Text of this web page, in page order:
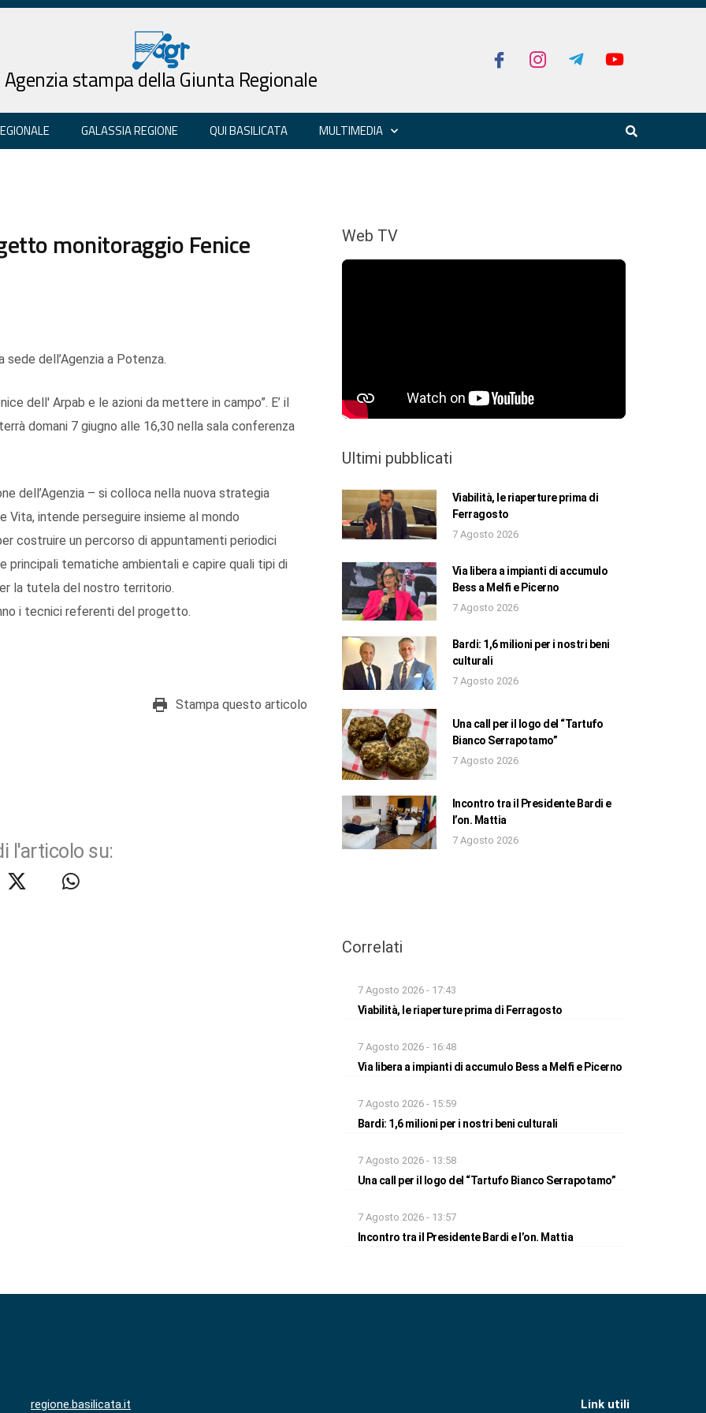
Agenzia stampa della Giunta Regionale
GALASSIA REGIONE QUI BASILICATA MULTIMEDIA
monitoraggio Fenice
sede dell’Agenzia a Potenza.
dell' Arpab e le azioni da mettere in campo”. E’ il
domani 7 giugno alle 16,30 nella sala conferenza
dell’Agenzia – si colloca nella nuova strategia
Vita, intende perseguire insieme al mondo
costruire un percorso di appuntamenti periodici
tematiche ambientali e capire quali tipi di
la tutela del nostro territorio.
i tecnici referenti del progetto.
Stampa questo articolo
l'articolo su:
Web TV
Ultimi pubblicati
Viabilità, le riaperture prima di
Ferragosto
7 Agosto 2026
Via libera a impianti di accumulo
Bess a Melfi e Picerno
7 Agosto 2026
Bardi: 1,6 milioni per i nostri beni
culturali
7 Agosto 2026
Una call per il logo del “Tartufo
Bianco Serrapotamo”
7 Agosto 2026
Incontro tra il Presidente Bardi e
l’on. Mattia
7 Agosto 2026
Correlati
7 Agosto 2026 - 17:43
Viabilità, le riaperture prima di Ferragosto
7 Agosto 2026 - 16:48
Via libera a impianti di accumulo Bess a Melfi e Picerno
7 Agosto 2026 - 15:59
Bardi: 1,6 milioni per i nostri beni culturali
7 Agosto 2026 - 13:58
Una call per il logo del “Tartufo Bianco Serrapotamo”
7 Agosto 2026 - 13:57
Incontro tra il Presidente Bardi e l’on. Mattia
regione.basilicata.it Link utili